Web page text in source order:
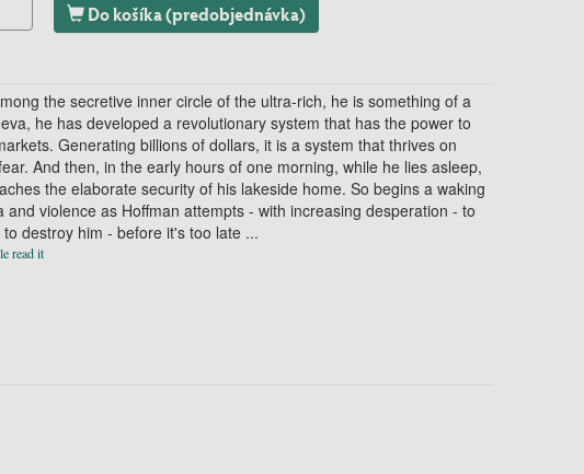
Do košíka (predobjednávka)
the secretive inner circle of the ultra-rich, he is something of a
he has developed a revolutionary system that has the power to
Generating billions of dollars, it is a system that thrives on
And then, in the early hours of one morning, while he lies asleep,
the elaborate security of his lakeside home. So begins a waking
and violence as Hoffman attempts - with increasing desperation - to
destroy him - before it's too late ...